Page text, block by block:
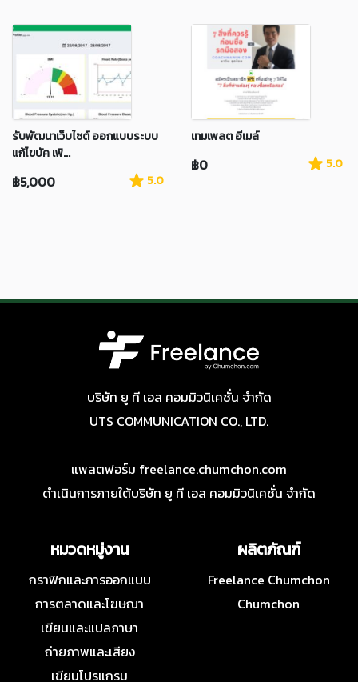
รับพัฒนาเว็บไซต์ ออกแบบระบบ
แก้ไขบัค เพิ...
฿5,000 5.0
เทมเพลต อีเมล์
฿0 5.0
บริษัท ยู ที เอส คอมมิวนิเคชั่น จำกัด
UTS COMMUNICATION CO., LTD.
แพลตฟอร์ม freelance.chumchon.com
ดำเนินการภายใต้บริษัท ยู ที เอส คอมมิวนิเคชั่น จำกัด
หมวดหมู่งาน
กราฟิกและการออกแบบ
การตลาดและโฆษณา
เขียนและแปลภาษา
ถ่ายภาพและเสียง
เขียนโปรแกรม
ผลิตภัณฑ์
Freelance Chumchon
Chumchon